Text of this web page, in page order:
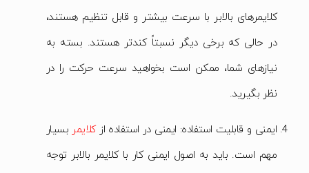
کلایمرهای بالابر با سرعت بیشتر و قابل تنظیم هستند،
در حالی که برخی دیگر نسبتاً کندتر هستند. بسته به
نیازهای شما، ممکن است بخواهید سرعت حرکت را در
نظر بگیرید.
ایمنی و قابلیت استفاده: ایمنی در استفاده ازکلایمر بسیار
مهم است. باید به اصول ایمنی کار با کلایمر بالابر توجه